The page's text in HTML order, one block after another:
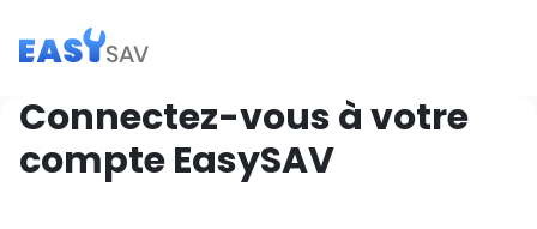
Connectez-vous à votre
compte EasySAV